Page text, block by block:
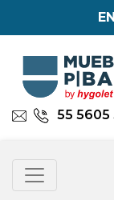
55 5605